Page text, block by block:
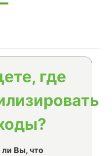
где
ли Вы, что